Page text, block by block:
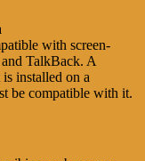
with screen-
TalkBack. A
installed on a
be compatible with it.